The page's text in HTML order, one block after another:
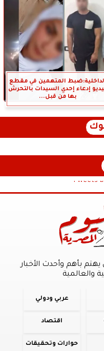
المتهمين في مقطع
إدعاء إحدي السيدات بالتحرش
بها من قبل...
Tweets
يهتم بأهم وأحدث الأخبار
والعالمية
عربي ودولي
اقتصاد
حوارات وتحقيقات